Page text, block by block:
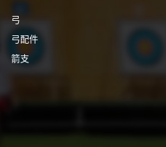
弓
弓配件
箭支